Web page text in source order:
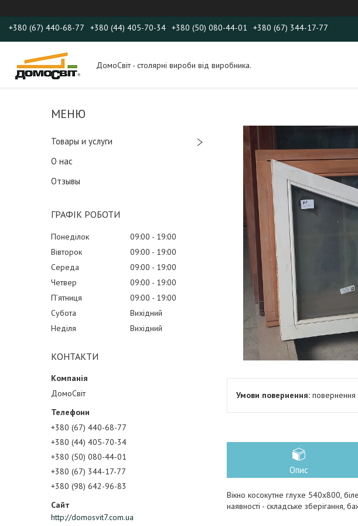
+380 (67) 440-68-77 +380 (44) 405-70-34 +380 (50) 080-44-01 +380 (67) 344-17-77
ДомоСвіт - столярні вироби від виробника.
Товары и услуги
О нас
Отзывы
ГРАФІК РОБОТИ
Понеділок 09:00
19:00
Вівторок
09:00
19:00
Середа
09:00
19:00
Четвер
09:00
19:00
Пʼятниця
09:00
19:00
Субота
Вихідний
Неділя
Вихідний
КОНТАКТИ
ДомоСвіт
+380 (67) 440-68-77
+380 (44) 405-70-34
+380 (50) 080-44-01
+380 (67) 344-17-77
+380 (98) 642-96-83
http://domosvit7.com.ua
повернення
Опис
Вікно косокутне глухе 540х800,
наявності - складське зберігання,